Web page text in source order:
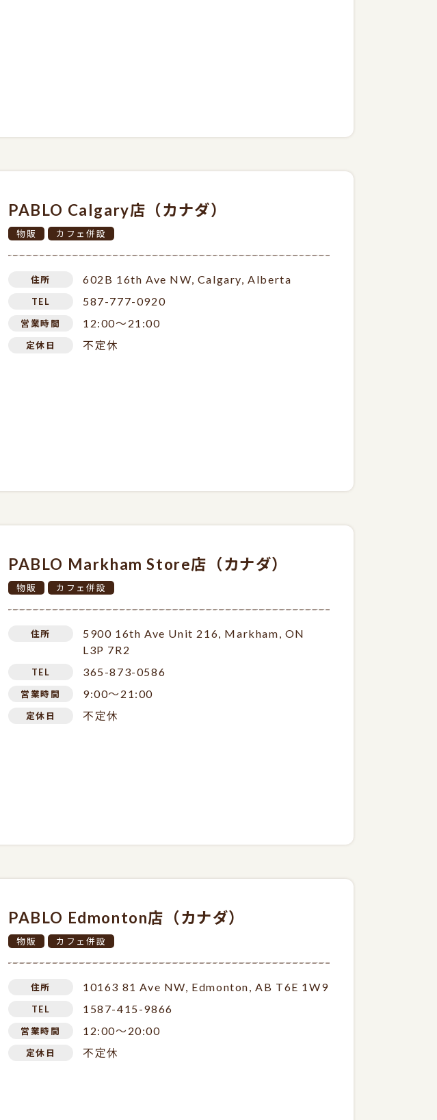
PABLO Calgary店（カナダ）
物販 カフェ併設
住所 602B 16th Ave NW, Calgary, Alberta
TEL 587-777-0920
営業時間 12:00～21:00
定休日 不定休
PABLO Markham Store店（カナダ）
物販 カフェ併設
住所
5900 16th Ave Unit 216, Markham, ON
L3P 7R2
TEL 365-873-0586
営業時間 9:00～21:00
定休日 不定休
PABLO Edmonton店（カナダ）
物販 カフェ併設
住所 10163 81 Ave NW, Edmonton, AB T6E 1W9
TEL 1587-415-9866
営業時間 12:00～20:00
定休日 不定休